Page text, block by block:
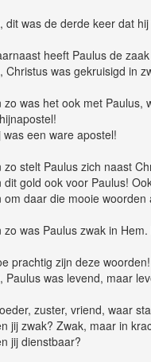
dit was de derde keer dat
heeft Paulus de
Christus was gekruisigd in
zo was het ook met Paulus,
was een ware apostel!
zo stelt Paulus zich naast
dit gold ook voor Paulus!
om daar die mooie
zo was Paulus zwak in
prachtig zijn deze woorden!
Paulus was levend, maar
zuster, vriend, waar
jij zwak? Zwak, maar in
jij dienstbaar?